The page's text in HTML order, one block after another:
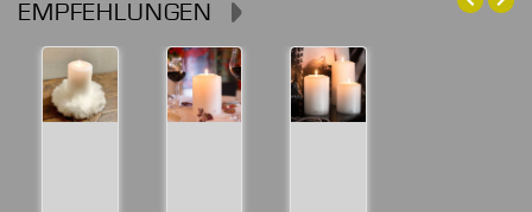
EMPFEHLUNGEN